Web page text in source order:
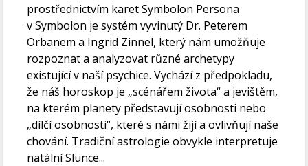
prostřednictvím karet Symbolon Persona
v Symbolon je systém vyvinutý Dr. Peterem
Orbanem a Ingrid Zinnel, který nám umožňuje
rozpoznat a analyzovat různé archetypy
existující v naší psychice. Vychází z předpokladu,
že náš horoskop je „scénářem života“ a jevištěm,
na kterém planety představují osobnosti nebo
„dílčí osobnosti“, které s námi žijí a ovlivňují naše
chování. Tradiční astrologie obvykle interpretuje
natální Slunce...